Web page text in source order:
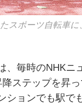
スポーツ自転車に
、毎時のNHKニ
ステップを昇
ションでも駅で